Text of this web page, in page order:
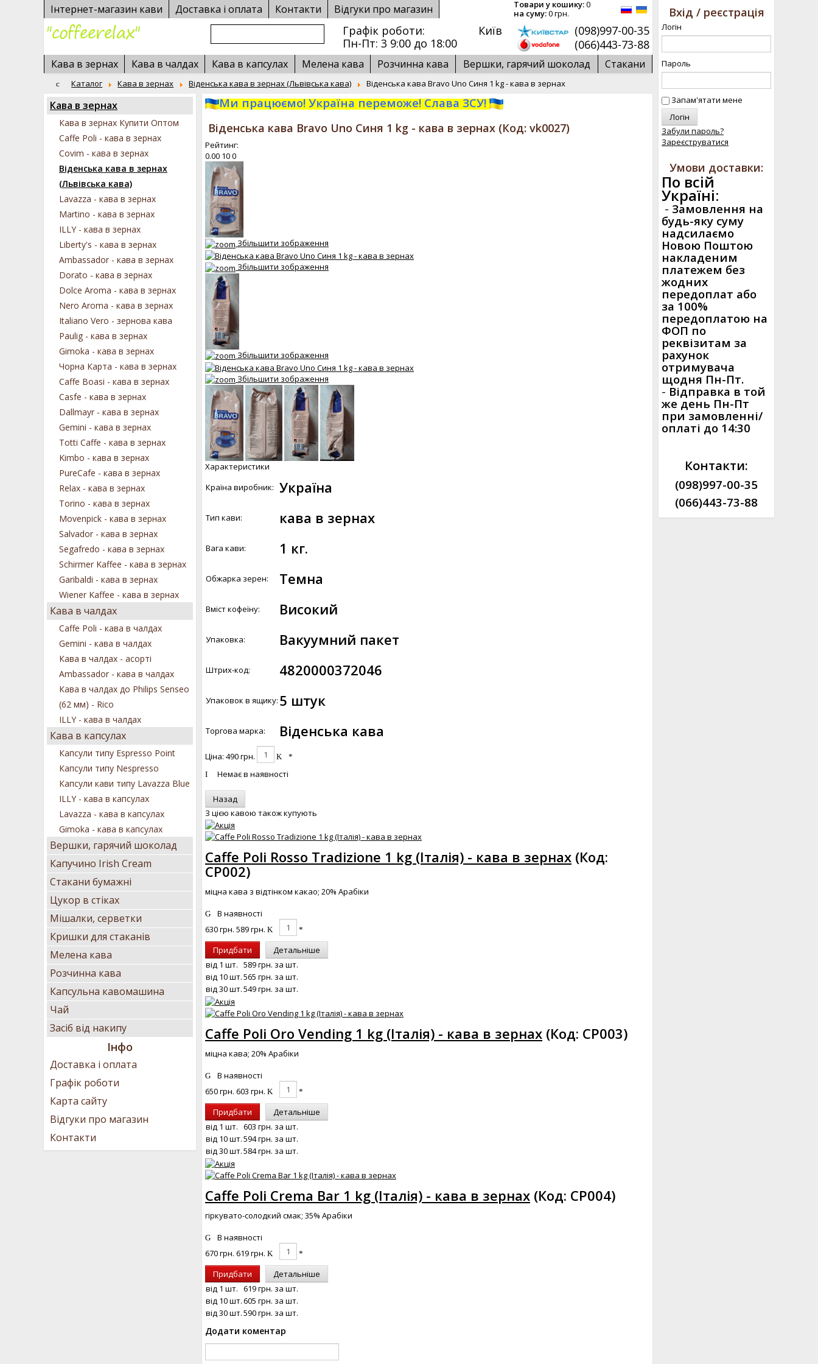
Графік роботи:
Пн-Пт: 3 9:00 до 18:00
Київ
(098)997-00-35
(066)443-73-88
Товари у кошику:0
на суму:0 грн.
Інтернет-магазин кави Доставка і оплата Контакти Відгуки про магазин
Кава в зернах Кава в чалдах Кава в капсулах Мелена кава Розчинна кава Вершки, гарячий шоколад Стакани
Каталог Кава в зернах Віденська кава в зернах (Львівська кава) Віденська кава Bravo Uno Синя 1 kg - кава в зернах
Ми працюємо! Україна переможе! Слава ЗСУ!
Віденська кава Bravo Uno Синя 1 kg - кава в зернах (Код: vk0027)
Рейтинг:
0.00 100
Збільшити зображення
Збільшити зображення
Збільшити зображення
Збільшити зображення
Характеристики
Країна виробник: Україна
Тип кави: кава в зернах
Вага кави: 1 кг.
Обжарка зерен: Темна
Вміст кофеїну: Високий
Упаковка: Вакуумний пакет
Штрих-код: 4820000372046
Упаковок в ящику: 5 штук
Торгова марка: Віденська кава
Ціна: 490 грн.
Немає в наявності
З цією кавою також купують
Caffe Poli Rosso Tradizione 1 kg (Італія) - кава в зернах (Код:
CP002)
міцна кава з відтінком какао; 20% Арабіки
В наявності
630 грн. 589 грн.
Придбати
Детальніше
від 1 шт. 589 грн. за шт.
від 10 шт.565 грн. за шт.
від 30 шт.549 грн. за шт.
Caffe Poli Oro Vending 1 kg (Італія) - кава в зернах (Код: CP003)
міцна кава; 20% Арабіки
В наявності
650 грн. 603 грн.
Придбати
Детальніше
від 1 шт. 603 грн. за шт.
від 10 шт.594 грн. за шт.
від 30 шт.584 грн. за шт.
Caffe Poli Crema Bar 1 kg (Італія) - кава в зернах (Код: CP004)
гіркувато-солодкий смак; 35% Арабіки
В наявності
670 грн. 619 грн.
Придбати
Детальніше
від 1 шт. 619 грн. за шт.
від 10 шт.605 грн. за шт.
від 30 шт.590 грн. за шт.
Додати коментар
Кава в зернах
Кава в зернах Купити Оптом
Caffe Poli - кава в зернах
Covim - кава в зернах
Віденська кава в зернах
(Львівська кава)
Lavazza - кава в зернах
Martino - кава в зернах
ILLY - кава в зернах
Liberty's - кава в зернах
Ambassador - кава в зернах
Dorato - кава в зернах
Dolce Aroma - кава в зернах
Nero Aroma - кава в зернах
Italiano Vero - зернова кава
Paulig - кава в зернах
Gimoka - кава в зернах
Чорна Карта - кава в зернах
Caffe Boasi - кава в зернах
Casfe - кава в зернах
Dallmayr - кава в зернах
Gemini - кава в зернах
Totti Caffe - кава в зернах
Kimbo - кава в зернах
PureCafe - кава в зернах
Relax - кава в зернах
Torino - кава в зернах
Movenpick - кава в зернах
Salvador - кава в зернах
Segafredo - кава в зернах
Schirmer Kaffee - кава в зернах
Garibaldi - кава в зернах
Wiener Kaffee - кава в зернах
Кава в чалдах
Caffe Poli - кава в чалдах
Gemini - кава в чалдах
Кава в чалдах - асорті
Ambassador - кава в чалдах
Кава в чалдах до Philips Senseo
(62 мм) - Rico
ILLY - кава в чалдах
Кава в капсулах
Капсули типу Espresso Point
Капсули типу Nespresso
Капсули кави типу Lavazza Blue
ILLY - кава в капсулах
Lavazza - кава в капсулах
Gimoka - кава в капсулах
Вершки, гарячий шоколад
Капучино Irish Cream
Стакани бумажні
Цукор в стіках
Мішалки, серветки
Кришки для стаканів
Мелена кава
Розчинна кава
Капсульна кавомашина
Чай
Засіб від накипу
Інфо
Доставка і оплата
Графік роботи
Карта сайту
Відгуки про магазин
Контакти
Вхід / реєстрація
Логін
Пароль
Запам'ятати мене
Забули пароль?
Зареєструватися
Умови доставки:
По всій
Україні:
- Замовлення на
будь-яку суму
надсилаємо
Новою Поштою
накладеним
платежем без
жодних
передоплат або
за 100%
передоплатою на
ФОП по
реквізитам за
рахунок
отримувача
щодня Пн-Пт.
- Відправка в той
же день Пн-Пт
при замовленні/
оплаті до 14:30
Контакти:
(098)997-00-35
(066)443-73-88